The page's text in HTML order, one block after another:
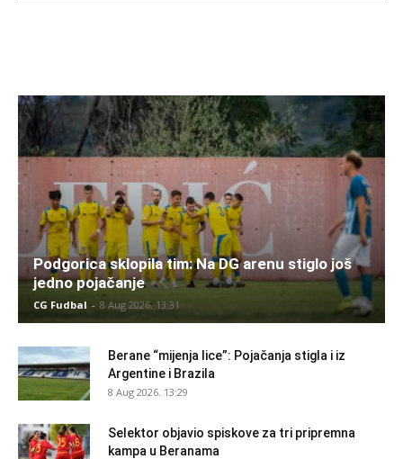
Podgorica sklopila tim: Na DG arenu stiglo još
jedno pojačanje
CG Fudbal - 8 Aug 2026. 13:31
Berane “mijenja lice”: Pojačanja stigla i iz
Argentine i Brazila
8 Aug 2026. 13:29
Selektor objavio spiskove za tri pripremna
kampa u Beranama